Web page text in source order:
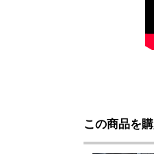
この商品を